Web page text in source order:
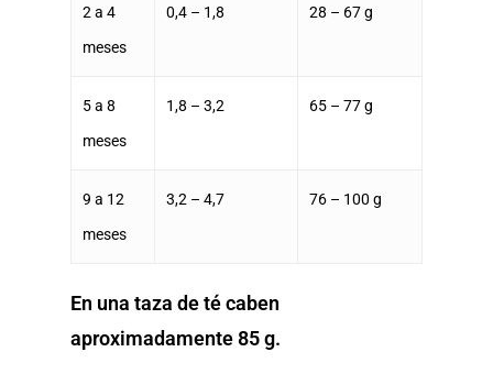
2 a 4
meses
0,4 – 1,8 28 – 67 g
5 a 8
meses
1,8 – 3,2 65 – 77 g
9 a 12
meses
3,2 – 4,7 76 – 100 g
En una taza de té caben
aproximadamente 85 g.